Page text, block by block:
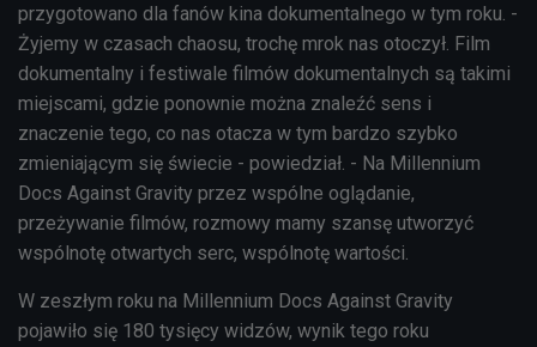
przygotowano dla fanów kina dokumentalnego w tym roku. -
Żyjemy w czasach chaosu, trochę mrok nas otoczył. Film
dokumentalny i festiwale filmów dokumentalnych są takimi
miejscami, gdzie ponownie można znaleźć sens i
znaczenie tego, co nas otacza w tym bardzo szybko
zmieniającym się świecie - powiedział. - Na Millennium
Docs Against Gravity przez wspólne oglądanie,
przeżywanie filmów, rozmowy mamy szansę utworzyć
wspólnotę otwartych serc, wspólnotę wartości.
W zeszłym roku na Millennium Docs Against Gravity
pojawiło się 180 tysięcy widzów, wynik tego roku